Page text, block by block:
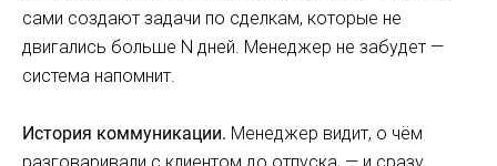
сами создают задачи по сделкам, которые не
двигались больше N дней. Менеджер не забудет —
система напомнит.
История коммуникации. Менеджер видит, о чём